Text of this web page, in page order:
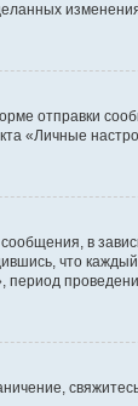
отправки
«Личные
в
что